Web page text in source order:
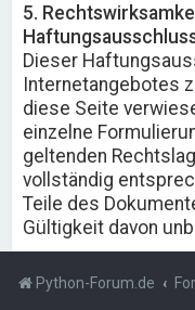
5.
Dieser
Internetangebotes
diese Seite
einzelne
geltenden
vollständig
Teile des
Gültigkeit davon
Python-Forum.de